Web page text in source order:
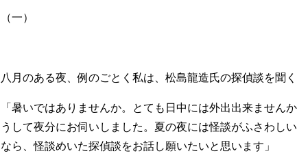
（一）
八月のある夜、例のごとく私は、松島龍造氏の探偵談を聞
「暑いではありませんか。とても日中には外出出来ません
うして夜分にお伺いしました。夏の夜には怪談がふさわし
なら、怪談めいた探偵談をお話し願いたいと思います」